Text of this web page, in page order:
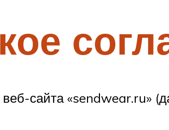
сайта «sendwear.ru»